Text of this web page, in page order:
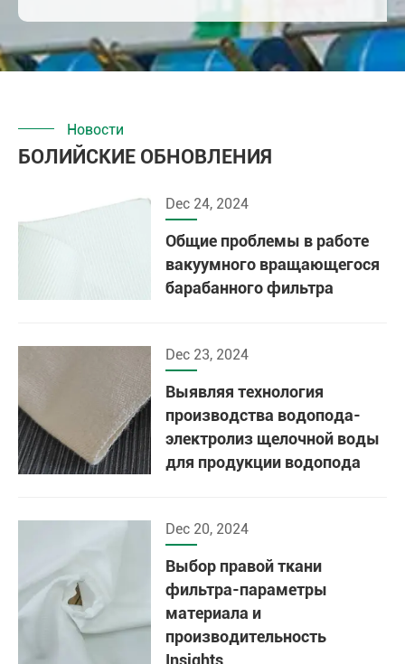
Новости
БОЛИЙСКИЕ ОБНОВЛЕНИЯ
Dec 24, 2024
Общие проблемы в работе
вакуумного вращающегося
барабанного фильтра
Dec 23, 2024
Выявляя технология
производства водопода-
электролиз щелочной воды
для продукции водопода
Dec 20, 2024
Выбор правой ткани
фильтра-параметры
материала и
производительность
Insights